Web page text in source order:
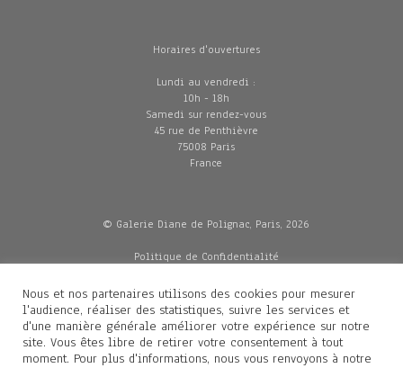
Horaires d'ouvertures
Lundi au vendredi :
10h - 18h
Samedi sur rendez-vous
45 rue de Penthièvre
75008 Paris
France
© Galerie Diane de Polignac, Paris, 2026
Politique de Confidentialité
Mentions légales
Livraisons
Nous et nos partenaires utilisons des cookies pour mesurer
l'audience, réaliser des statistiques, suivre les services et
d'une manière générale améliorer votre expérience sur notre
site. Vous êtes libre de retirer votre consentement à tout
moment. Pour plus d'informations, nous vous renvoyons à notre